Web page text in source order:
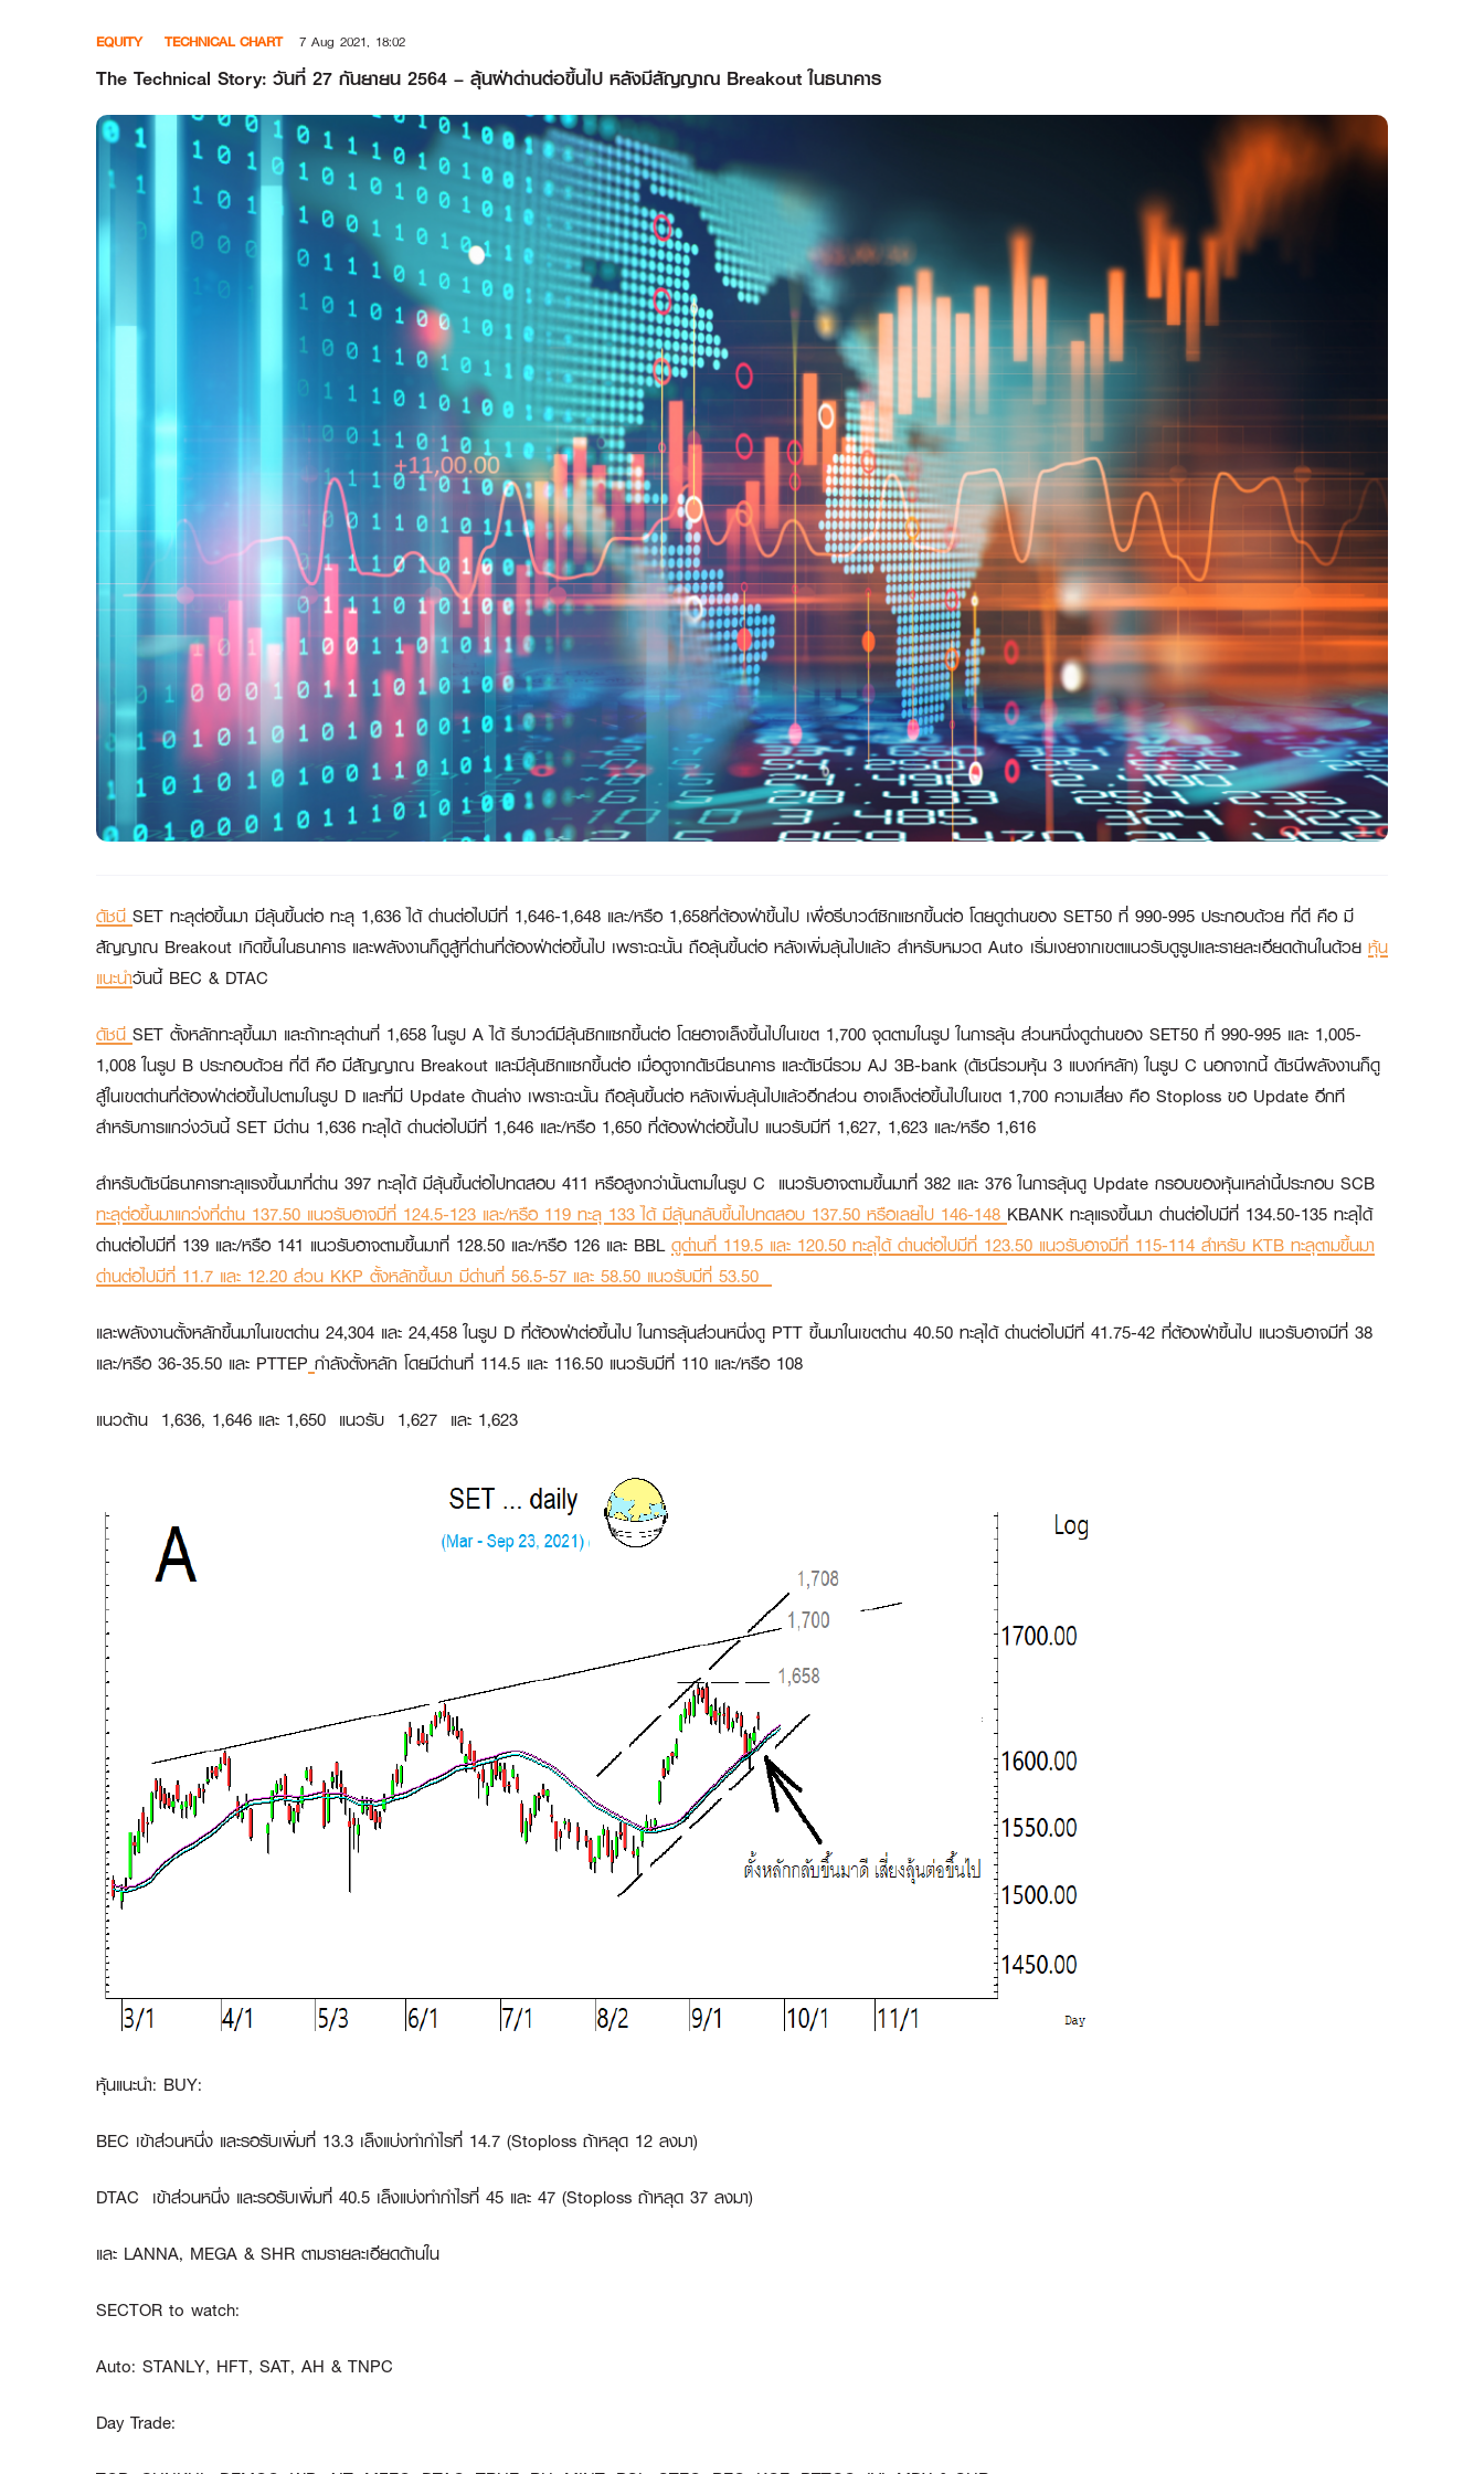
EQUITY TECHNICAL CHART 7 Aug 2021, 18:02
The Technical Story: วันที่ 27 กันยายน 2564 – ลุ้นฝ่าด่านต่อขึ้นไป หลังมีสัญญาณ Breakout ในธนาคาร
ดัชนี SET ทะลุต่อขึ้นมา มีลุ้นขึ้นต่อ ทะลุ 1,636 ได้ ด่านต่อไปมีที่ 1,646-1,648 และ/หรือ 1,658ที่ต้องฝ่าขึ้นไป เพื่อรีบาวด์ซิกแซกขึ้นต่อ โดยดูด่านของ SET50 ที่ 990-995 ประกอบด้วย ที่ดี คือ มี
สัญญาณ Breakout เกิดขึ้นในธนาคาร และพลังงานก็ดูสู้ที่ด่านที่ต้องฝ่าต่อขึ้นไป เพราะฉะนั้น ถือลุ้นขึ้นต่อ หลังเพิ่มลุ้นไปแล้ว สำหรับหมวด Auto เริ่มเงยจากเขตแนวรับดูรูปและรายละเอียดด้านในด้วย หุ้น
แนะนำวันนี้ BEC & DTAC
ดัชนี SET ตั้งหลักทะลุขึ้นมา และถ้าทะลุด่านที่ 1,658 ในรูป A ได้ รีบาวด์มีลุ้นซิกแซกขึ้นต่อ โดยอาจเล็งขึ้นไปในเขต 1,700 จุดตามในรูป ในการลุ้น ส่วนหนึ่งดูด่านของ SET50 ที่ 990-995 และ 1,005-
1,008 ในรูป B ประกอบด้วย ที่ดี คือ มีสัญญาณ Breakout และมีลุ้นซิกแซกขึ้นต่อ เมื่อดูจากดัชนีธนาคาร และดัชนีรวม AJ 3B-bank (ดัชนีรวมหุ้น 3 แบงก์หลัก) ในรูป C นอกจากนี้ ดัชนีพลังงานก็ดู
สู้ในเขตด่านที่ต้องฝ่าต่อขึ้นไปตามในรูป D และที่มี Update ด้านล่าง เพราะฉะนั้น ถือลุ้นขึ้นต่อ หลังเพิ่มลุ้นไปแล้วอีกส่วน อาจเล็งต่อขึ้นไปในเขต 1,700 ความเสี่ยง คือ Stoploss ขอ Update อีกที
สำหรับการแกว่งวันนี้ SET มีด่าน 1,636 ทะลุได้ ด่านต่อไปมีที่ 1,646 และ/หรือ 1,650 ที่ต้องฝ่าต่อขึ้นไป แนวรับมีที 1,627, 1,623 และ/หรือ 1,616
สำหรับดัชนีธนาคารทะลุแรงขึ้นมาที่ด่าน 397 ทะลุได้ มีลุ้นขึ้นต่อไปทดสอบ 411 หรือสูงกว่านั้นตามในรูป C แนวรับอาจตามขึ้นมาที่ 382 และ 376 ในการลุ้นดู Update กรอบของหุ้นเหล่านี้ประกอบ SCB
ทะลุต่อขึ้นมาแกว่งที่ด่าน 137.50 แนวรับอาจมีที่ 124.5-123 และ/หรือ 119 ทะลุ 133 ได้ มีลุ้นกลับขึ้นไปทดสอบ 137.50 หรือเลยไป 146-148 KBANK ทะลุแรงขึ้นมา ด่านต่อไปมีที่ 134.50-135 ทะลุได้
ด่านต่อไปมีที่ 139 และ/หรือ 141 แนวรับอาจตามขึ้นมาที่ 128.50 และ/หรือ 126 และ BBL ดูด่านที่ 119.5 และ 120.50 ทะลุได้ ด่านต่อไปมีที่ 123.50 แนวรับอาจมีที่ 115-114 สำหรับ KTB ทะลุตามขึ้นมา
ด่านต่อไปมีที่ 11.7 และ 12.20 ส่วน KKP ตั้งหลักขึ้นมา มีด่านที่ 56.5-57 และ 58.50 แนวรับมีที่ 53.50
และพลังงานตั้งหลักขึ้นมาในเขตด่าน 24,304 และ 24,458 ในรูป D ที่ต้องฝ่าต่อขึ้นไป ในการลุ้นส่วนหนึ่งดู PTT ขึ้นมาในเขตด่าน 40.50 ทะลุได้ ด่านต่อไปมีที่ 41.75-42 ที่ต้องฝ่าขึ้นไป แนวรับอาจมีที่ 38
และ/หรือ 36-35.50 และ PTTEP กำลังตั้งหลัก โดยมีด่านที่ 114.5 และ 116.50 แนวรับมีที่ 110 และ/หรือ 108
แนวต้าน 1,636, 1,646 และ 1,650 แนวรับ 1,627 และ 1,623
หุ้นแนะนำ: BUY:
BEC เข้าส่วนหนึ่ง และรอรับเพิ่มที่ 13.3 เล็งแบ่งทำกำไรที่ 14.7 (Stoploss ถ้าหลุด 12 ลงมา)
DTAC เข้าส่วนหนึ่ง และรอรับเพิ่มที่ 40.5 เล็งแบ่งทำกำไรที่ 45 และ 47 (Stoploss ถ้าหลุด 37 ลงมา)
และ LANNA, MEGA &SHR ตามรายละเอียดด้านใน
SECTOR to watch:
Auto: STANLY, HFT, SAT, AH & TNPC
Day Trade: